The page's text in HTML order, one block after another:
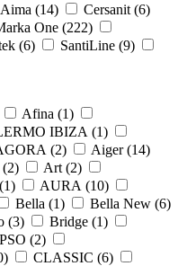
Aima (14) Cersanit (6)
One (222)
(6) SantiLine (9)
Afina (1)
IBIZA (1)
(2) Aiger (14)
(2) Art (2)
1) AURA (10)
Bella (1) Bella New (6)
(3) Bridge (1)
(2)
) CLASSIC (6)